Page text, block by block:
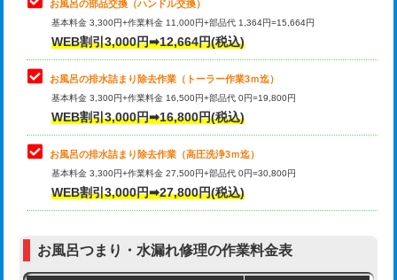
トイレタンク脱着
トイレ便器脱着
タンクレストイレ脱着 33,000円
小便器トイレ脱着
その他部品の脱着 8,800円～
交換・取付（タンク）
交換・取付（普通便座） 11,000円+材料費
お風呂の部品交換（ハンドル交換）
基本料金 3,300円+作業料金 11,000円+部品代 1,364円=15,664円
WEB割引3,000円➡12,664円(税込)
お風呂の排水詰まり除去作業（トーラー作業3ｍ迄）
基本料金 3,300円+作業料金 16,500円+部品代 0円=19,800円
WEB割引3,000円➡16,800円(税込)
お風呂の排水詰まり除去作業（高圧洗浄3ｍ迄）
基本料金 3,300円+作業料金 27,500円+部品代 0円=30,800円
WEB割引3,000円➡27,800円(税込)
お風呂つまり・水漏れ修理の作業料金表